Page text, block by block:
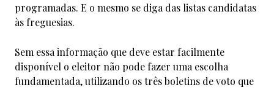
programadas. E o mesmo se diga das listas candidatas
às freguesias.
Sem essa informação que deve estar facilmente
disponível o eleitor não pode fazer uma escolha
fundamentada, utilizando os três boletins de voto que